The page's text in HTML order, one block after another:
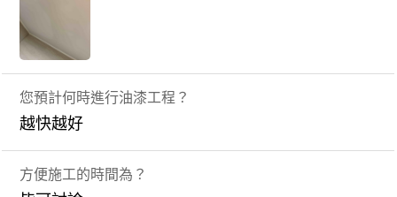
您預計何時進行油漆工程？
越快越好
方便施工的時間為？